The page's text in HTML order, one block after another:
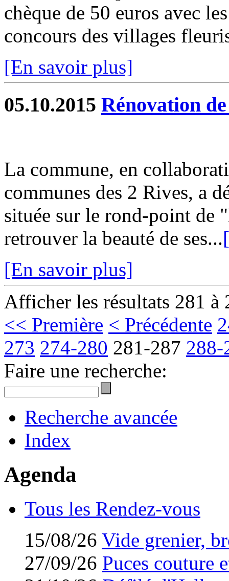
chèque de 50 euros avec
concours des villages
[En savoir plus]
05.10.2015 Rénovation
La commune, en
communes des 2 Rives, a
située sur le rond-point de
retrouver la beauté de ses...
[En savoir plus]
Afficher les résultats 281 à
<< Première < Précédente
273 274-280 281-287 288-
Faire une recherche:
Recherche avancée
Index
Agenda
Tous les Rendez-vous
15/08/26 Vide grenier,
27/09/26 Puces couture